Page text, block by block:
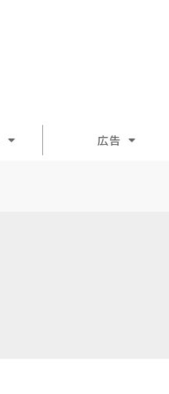
広告